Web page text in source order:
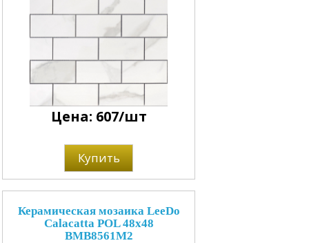
Цена: 607/шт
Купить
Керамическая мозаика LeeDo
Calacatta POL 48x48
BMB8561M2